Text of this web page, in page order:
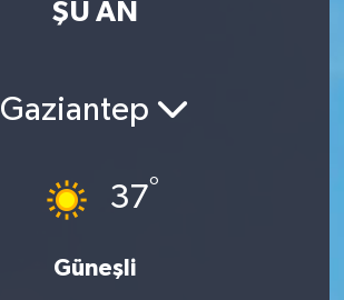
ŞU AN
Gaziantep
37°
Güneşli